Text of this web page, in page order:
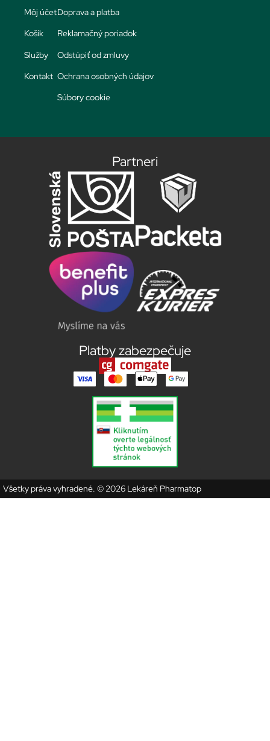
Môj účet
Košík
Služby
Kontakt
Doprava a platba
Reklamačný poriadok
Odstúpiť od zmluvy
Ochrana osobných údajov
Súbory cookie
Partneri
Platby zabezpečuje
Všetky práva vyhradené. © 2026 Lekáreň Pharmatop